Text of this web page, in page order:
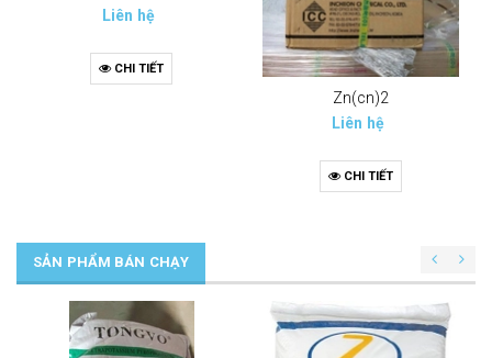
Liên hệ
CHI TIẾT
Zn(cn)2
Liên hệ
CHI TIẾT
SẢN PHẨM BÁN CHẠY